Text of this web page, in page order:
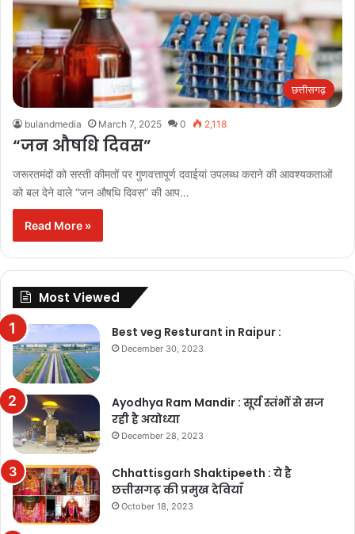
छत्तीसगढ़
bulandmedia March 7, 2025 0 2,118
“जन औषधि दिवस”
जरूरतमंदों को सस्ती कीमतों पर गुणवत्तापूर्ण दवाईयां उपलब्ध कराने की आवश्यकताओं
को बल देने वाले “जन औषधि दिवस” की आप…
Read More »
Most Viewed
Best veg Resturant in Raipur :
December 30, 2023
Ayodhya Ram Mandir : सूर्य स्तंभों से सज
रही है अयोध्या
December 28, 2023
Chhattisgarh Shaktipeeth : ये है
छत्तीसगढ़ की प्रमुख देवियाँ
October 18, 2023